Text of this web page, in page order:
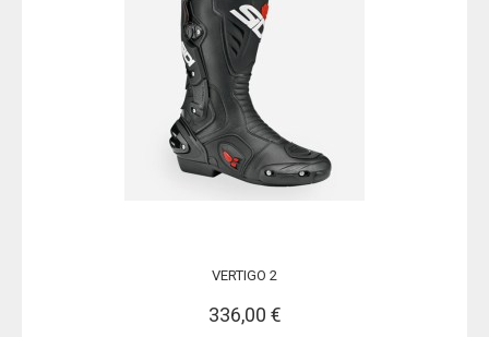
VERTIGO 2
336,00 €